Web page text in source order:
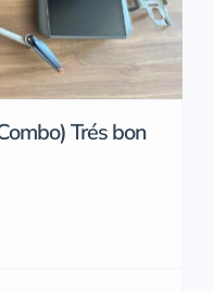
Trés bon